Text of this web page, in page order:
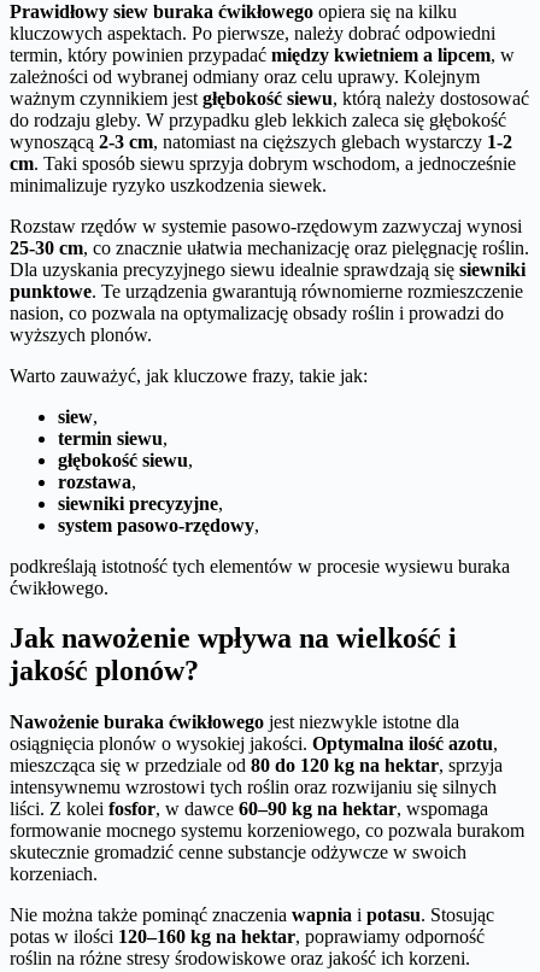
Prawidłowy siew buraka ćwikłowego opiera się na kilku
kluczowych aspektach. Po pierwsze, należy dobrać odpowiedni
termin, który powinien przypadać między kwietniem a lipcem, w
zależności od wybranej odmiany oraz celu uprawy. Kolejnym
ważnym czynnikiem jest głębokość siewu, którą należy dostosować
do rodzaju gleby. W przypadku gleb lekkich zaleca się głębokość
wynoszącą 2-3 cm, natomiast na cięższych glebach wystarczy 1-2
cm. Taki sposób siewu sprzyja dobrym wschodom, a jednocześnie
minimalizuje ryzyko uszkodzenia siewek.
Rozstaw rzędów w systemie pasowo-rzędowym zazwyczaj wynosi
25-30 cm, co znacznie ułatwia mechanizację oraz pielęgnację roślin.
Dla uzyskania precyzyjnego siewu idealnie sprawdzają się siewniki
punktowe. Te urządzenia gwarantują równomierne rozmieszczenie
nasion, co pozwala na optymalizację obsady roślin i prowadzi do
wyższych plonów.
Warto zauważyć, jak kluczowe frazy, takie jak:
siew,
termin siewu,
głębokość siewu,
rozstawa,
siewniki precyzyjne,
system pasowo-rzędowy,
podkreślają istotność tych elementów w procesie wysiewu buraka
ćwikłowego.
Jak nawożenie wpływa na wielkość i
jakość plonów?
Nawożenie buraka ćwikłowego jest niezwykle istotne dla
osiągnięcia plonów o wysokiej jakości. Optymalna ilość azotu,
mieszcząca się w przedziale od 80 do 120 kg na hektar, sprzyja
intensywnemu wzrostowi tych roślin oraz rozwijaniu się silnych
liści. Z kolei fosfor, w dawce 60–90 kg na hektar, wspomaga
formowanie mocnego systemu korzeniowego, co pozwala burakom
skutecznie gromadzić cenne substancje odżywcze w swoich
korzeniach.
Nie można także pominąć znaczenia wapnia i potasu. Stosując
potas w ilości 120–160 kg na hektar, poprawiamy odporność
roślin na różne stresy środowiskowe oraz jakość ich korzeni.